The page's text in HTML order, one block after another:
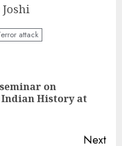
attack
on
History at
Next